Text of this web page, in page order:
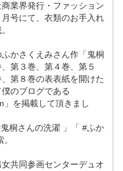
業界発行・ファッション
号にて、衣類のお手入れ
かさくえみさん作「鬼桐
第３巻、第４巻、第５
第８巻の表表紙を開けた
のブログである
」を掲載して頂きまし
桐さんの洗濯 」「 #ふか
共同参画センターデュオ